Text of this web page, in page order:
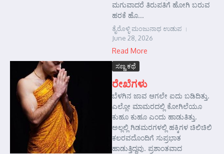
ಮಗುವಾದರೆ ತಿರುಪತಿಗೆ ಹೋಗಿ ಬರುವ
ಹರಕೆ ಹೊ...
ತೈರೊಳ್ಳಿ ಮಂಜುನಾಥ ಉಡುಪ
June 28, 2026
Read More
ಸಣ್ಣ ಕಥೆ
ರೇಖೆಗಳು
ಬೆಳಗಿನ ಜಾವ ಆಗಲೇ ಐದು ಬಡಿದಿತ್ತು.
ಎಲ್ಲೋ ಮಾಮರದಲ್ಲಿ ಕೋಗಿಲೆಯೂ
ಕುಹೂ ಕುಹೂ ಎಂದು ಹಾಡುತಿತ್ತು.
ಅಲ್ಲಲ್ಲಿ ಗಿಡಮರಗಳಲ್ಲಿ ಹಕ್ಕಿಗಳ ಚಿಲಿಚಿಲಿ
ಕಲರವದೊಂದಿಗೆ ಸುಪ್ರಭಾತ
ಹಾಡುತ್ತಿದ್ದವು. ಪ್ರಶಾಂತವಾದ